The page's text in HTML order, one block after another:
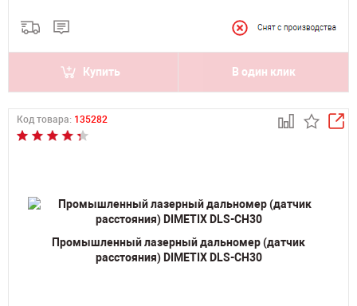
Купить В один клик
Код товара: 135282
Промышленный лазерный дальномер (датчик
расстояния) DIMETIX DLS-CH30